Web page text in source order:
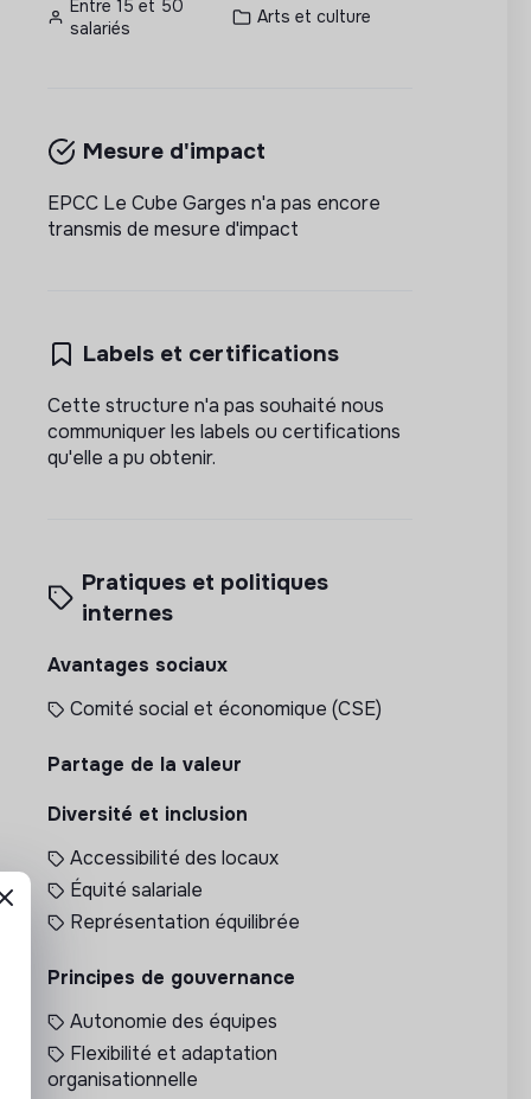
Entre 15 et 50
salariés
Arts et culture
Mesure d'impact
EPCC Le Cube Garges n'a pas encore
transmis de mesure d'impact
Labels et certifications
Cette structure n'a pas souhaité nous
communiquer les labels ou certifications
qu'elle a pu obtenir.
Pratiques et politiques
internes
Avantages sociaux
Comité social et économique (CSE)
Partage de la valeur
Diversité et inclusion
Accessibilité des locaux
Équité salariale
Représentation équilibrée
Principes de gouvernance
Autonomie des équipes
Flexibilité et adaptation
organisationnelle